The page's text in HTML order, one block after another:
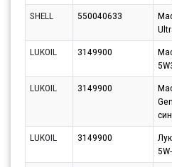
SHELL
550040633
LUKOIL
3149900
LUKOIL
3149900
LUKOIL 3149900